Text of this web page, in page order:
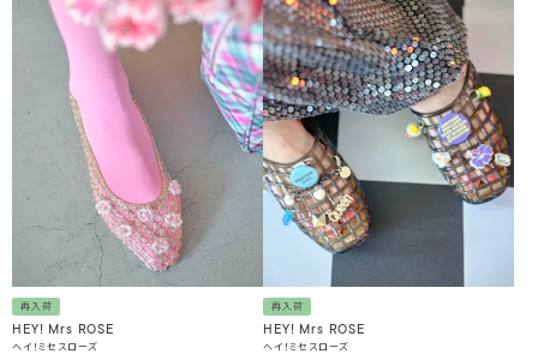
再入荷
HEY! Mrs ROSE
ヘイ！ミセスローズ
再入荷
HEY! Mrs ROSE
ヘイ！ミセスローズ